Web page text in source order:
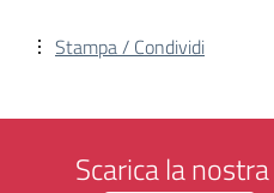
Stampa / Condividi
Scarica la